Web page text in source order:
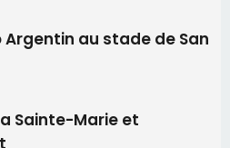
end du tournoi du
la disparition du
de Saint Exupery